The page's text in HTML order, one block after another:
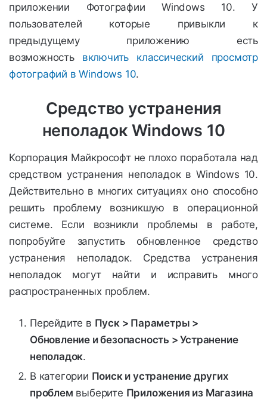
приложении Фотографии Windows 10. У
пользователей которые привыкли к
предыдущему приложению есть
возможность включить классический просмотр
фотографий в Windows 10.
Средство устранения
неполадок Windows 10
Корпорация Майкрософт не плохо поработала над
средством устранения неполадок в Windows 10.
Действительно в многих ситуациях оно способно
решить проблему возникшую в операционной
системе. Если возникли проблемы в работе,
попробуйте запустить обновленное средство
устранения неполадок. Средства устранения
неполадок могут найти и исправить много
распространенных проблем.
Перейдите в Пуск > Параметры >
Обновление и безопасность > Устранение
неполадок.
В категории Поиск и устранение других
проблем выберите Приложения из Магазина